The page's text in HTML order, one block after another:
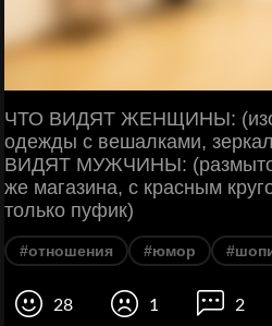
ЧТО ВИДЯТ ЖЕНЩИНЫ:
одежды с вешалками,
ВИДЯТ МУЖЧИНЫ:
же магазина, с красным
только пуфик)
#отношения #юмор
28 1 2